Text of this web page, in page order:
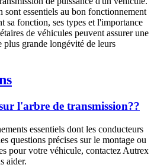
sont essentiels au bon fonctionnement
sa fonction, ses types et l'importance
de véhicules peuvent assurer une
plus grande longévité de leurs
l'arbre de transmission??
essentiels dont les conducteurs
questions précises sur le montage ou
pour votre véhicule, contactez Autrex
aider.